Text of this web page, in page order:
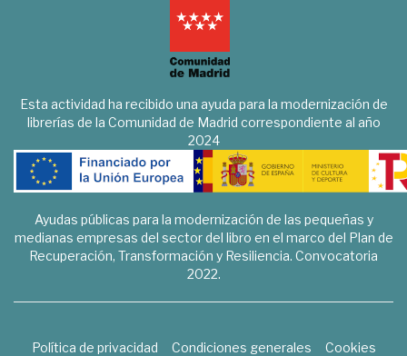
Esta actividad ha recibido una ayuda para la modernización de
librerías de la Comunidad de Madrid correspondiente al año
2024
Ayudas públicas para la modernización de las pequeñas y
medianas empresas del sector del libro en el marco del Plan de
Recuperación, Transformación y Resiliencia. Convocatoria
2022.
Política de privacidad Condiciones generales
Cookies